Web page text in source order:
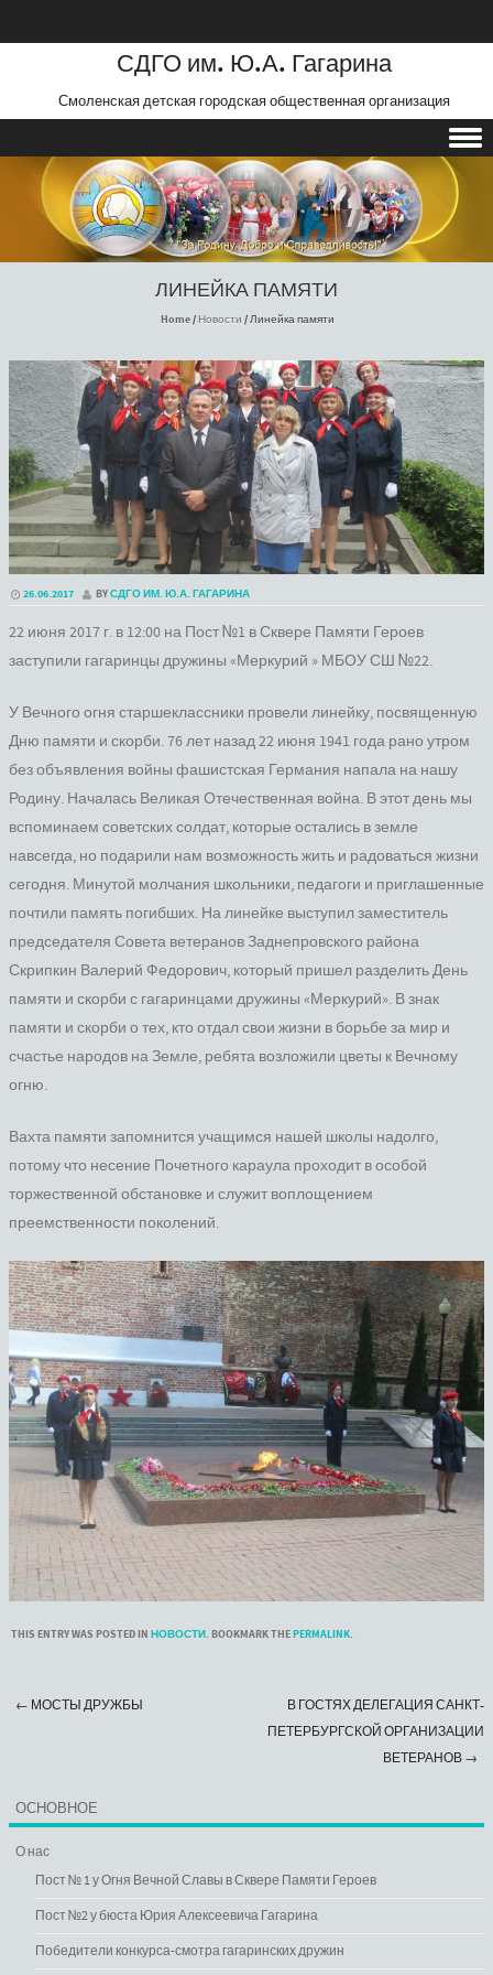
СДГО им. Ю.А. Гагарина
Смоленская детская городская общественная организация
Skip to content
ЛИНЕЙКА ПАМЯТИ
Home/Новости /Линейка памяти
26.06.2017 BYСДГО ИМ. Ю.А. ГАГАРИНА
22 июня 2017 г. в 12:00 на Пост №1 в Сквере Памяти Героев
заступили гагаринцы дружины «Меркурий » МБОУ СШ №22.
У Вечного огня старшеклассники провели линейку, посвященную
Дню памяти и скорби. 76 лет назад 22 июня 1941 года рано утром
без объявления войны фашистская Германия напала на нашу
Родину. Началась Великая Отечественная война. В этот день мы
вспоминаем советских солдат, которые остались в земле
навсегда, но подарили нам возможность жить и радоваться жизни
сегодня. Минутой молчания школьники, педагоги и приглашенные
почтили память погибших. На линейке выступил заместитель
председателя Совета ветеранов Заднепровского района
Скрипкин Валерий Федорович, который пришел разделить День
памяти и скорби с гагаринцами дружины «Меркурий». В знак
памяти и скорби о тех, кто отдал свои жизни в борьбе за мир и
счастье народов на Земле, ребята возложили цветы к Вечному
огню.
Вахта памяти запомнится учащимся нашей школы надолго,
потому что несение Почетного караула проходит в особой
торжественной обстановке и служит воплощением
преемственности поколений.
THIS ENTRY WAS POSTED IN НОВОСТИ. BOOKMARK THEPERMALINK.
← МОСТЫ ДРУЖБЫ
В ГОСТЯХ ДЕЛЕГАЦИЯ САНКТ-
ПЕТЕРБУРГСКОЙ ОРГАНИЗАЦИИ
ВЕТЕРАНОВ→
ОСНОВНОЕ
О нас
Пост № 1 у Огня Вечной Славы в Сквере Памяти Героев
Пост №2 у бюста Юрия Алексеевича Гагарина
Победители конкурса-смотра гагаринских дружин